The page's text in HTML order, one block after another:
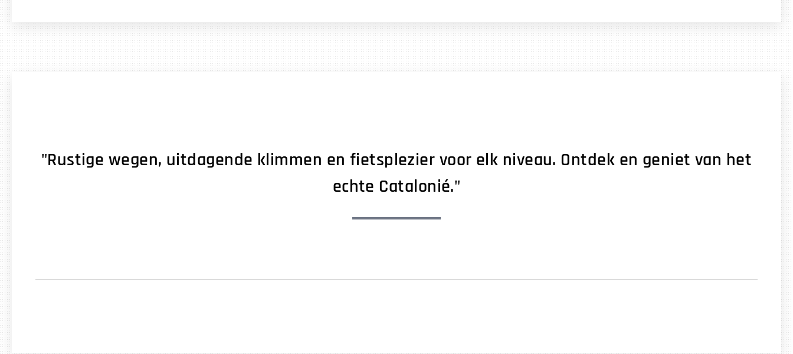
"Rustige wegen, uitdagende klimmen en fietsplezier voor elk niveau. Ontdek en geniet van het
echte Catalonié."